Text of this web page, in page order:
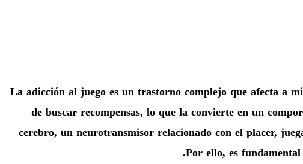
La adicción al juego es un trastorno complejo que afecta a
de buscar recompensas, lo que la convierte en un
cerebro, un neurotransmisor relacionado con el placer,
Por ello, es